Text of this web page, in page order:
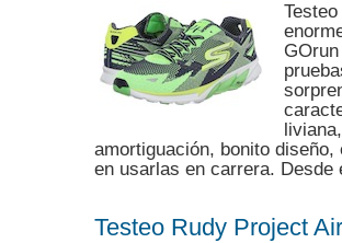
amortiguación, bonito
en usarlas en carrera.
Testeo Rudy Project